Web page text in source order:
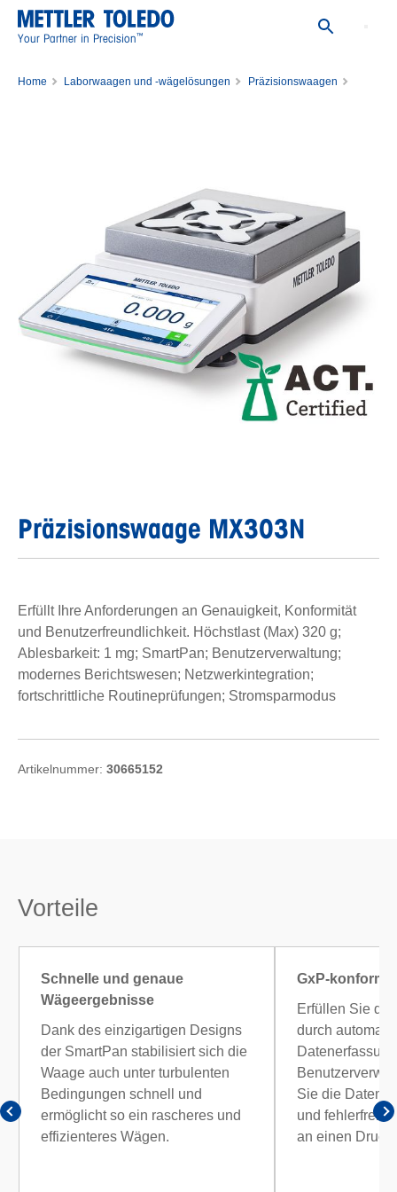
Your Partner in Precision™
Home Laborwaagen und -wägelösungen
Präzisionswaagen
Präzisionswaage MX303N
Erfüllt Ihre Anforderungen an Genauigkeit, Konformität
und Benutzerfreundlichkeit. Höchstlast (Max) 320 g;
Ablesbarkeit: 1 mg; SmartPan; Benutzerverwaltung;
modernes Berichtswesen; Netzwerkintegration;
fortschrittliche Routineprüfungen; Stromsparmodus
Artikelnummer: 30665152
Vorteile
Schnelle und genaue
Wägeergebnisse
Dank des einzigartigen Designs
der SmartPan stabilisiert sich die
Waage auch unter turbulenten
Bedingungen schnell und
ermöglicht so ein rascheres und
effizienteres Wägen.
GxP-
Erfüllen Sie
durch
Sie die Daten
und
an einen